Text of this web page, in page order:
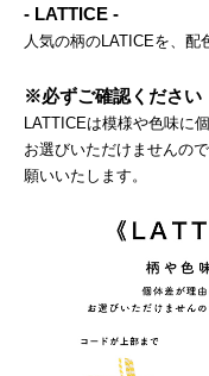
- LATTICE -
人気の柄のLATICEを、配
※必ずご確認ください
LATTICEは模様や色味に
お選びいただけませんの
願いいたします。